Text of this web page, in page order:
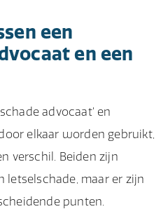
een
en een
advocaat' en
elkaar worden gebruikt,
verschil. Beiden zijn
letselschade, maar er zijn
punten.